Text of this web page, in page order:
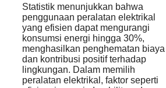
Statistik menunjukkan bahwa
penggunaan peralatan elektrikal
yang efisien dapat mengurangi
konsumsi energi hingga 30%,
menghasilkan penghematan biaya
dan kontribusi positif terhadap
lingkungan. Dalam memilih
peralatan elektrikal, faktor seperti